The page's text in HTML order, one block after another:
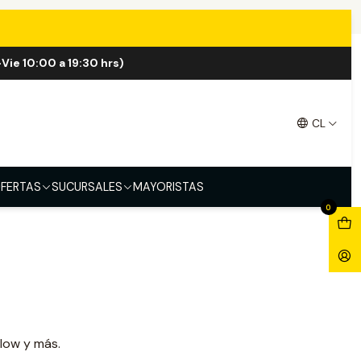
10:00 a 19:30 hrs)
CL
SUCURSALES MAYORISTAS
0
y más.